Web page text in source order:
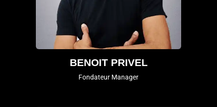
BENOIT PRIVEL
Fondateur Manager